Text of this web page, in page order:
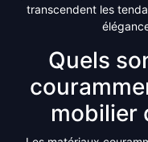
transcendent les
Quels
mobilier